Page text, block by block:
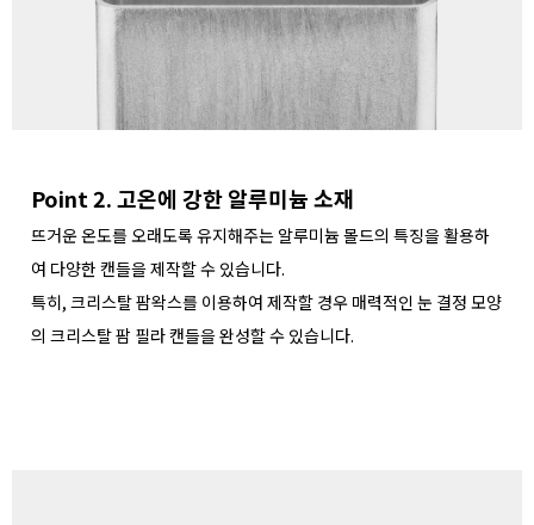
Point 2. 고온에 강한 알루미늄 소재
뜨거운 온도를 오래도록 유지해주는 알루미늄 몰드의 특징을 활용하
여 다양한 캔들을 제작할 수 있습니다.
특히, 크리스탈 팜왁스를 이용하여 제작할 경우 매력적인 눈 결정 모양
의 크리스탈 팜 필라 캔들을 완성할 수 있습니다.